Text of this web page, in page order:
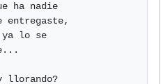
ha nadie
entregaste,
lo se
llorando?